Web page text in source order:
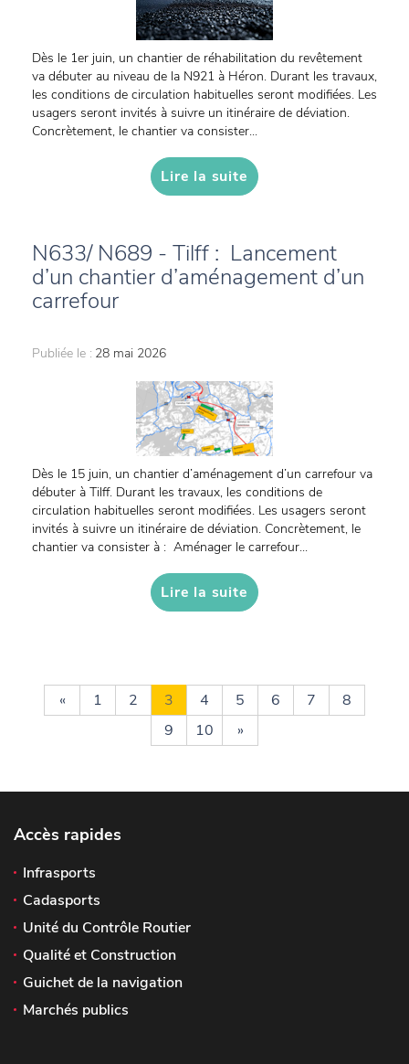
Dès le 1er juin, un chantier de réhabilitation du revêtement
va débuter au niveau de la N921 à Héron. Durant les travaux,
les conditions de circulation habituelles seront modifiées. Les
usagers seront invités à suivre un itinéraire de déviation.
Concrètement, le chantier va consister...
Lire la suite
N633/ N689 - Tilff : Lancement
d’un chantier d’aménagement d’un
carrefour
Publiée le : 28 mai 2026
Dès le 15 juin, un chantier d’aménagement d’un carrefour va
débuter à Tilff. Durant les travaux, les conditions de
circulation habituelles seront modifiées. Les usagers seront
invités à suivre un itinéraire de déviation. Concrètement, le
chantier va consister à : Aménager le carrefour...
Lire la suite
« 1 2 3 4 5 6 7
8
9
10 »
Accès rapides
Infrasports
Cadasports
Unité du Contrôle Routier
Qualité et Construction
Guichet de la navigation
Marchés publics